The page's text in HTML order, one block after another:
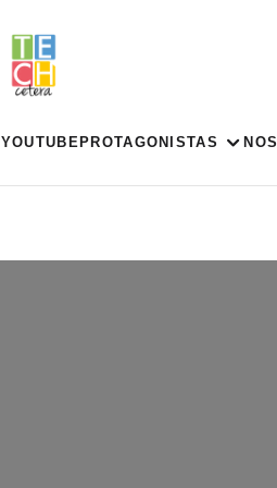
YOUTUBE PROTAGONISTAS